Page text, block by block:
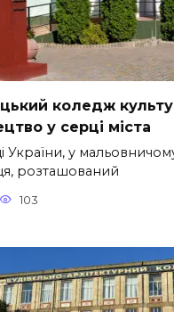
коледж
у серці міста
України, у мальовничому
розташований
103